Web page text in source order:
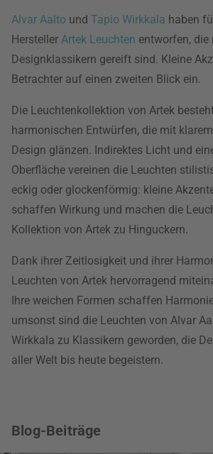
Alvar Aalto und Tapio Wirkkala haben
Hersteller Artek Leuchten entworfen,
Designklassikern gereift sind. Kleine
Betrachter auf einen zweiten Blick ein.
Die Leuchtenkollektion von Artek
harmonischen Entwürfen, die mit
Design glänzen. Indirektes Licht und
Oberfläche vereinen die Leuchten
eckig oder glockenförmig: kleine
schaffen Wirkung und machen die
Kollektion von Artek zu Hinguckern.
Dank ihrer Zeitlosigkeit und ihrer
Leuchten von Artek hervorragend
Ihre weichen Formen schaffen
umsonst sind die Leuchten von Alvar
Wirkkala zu Klassikern geworden, die
aller Welt bis heute begeistern.
Blog-Beiträge